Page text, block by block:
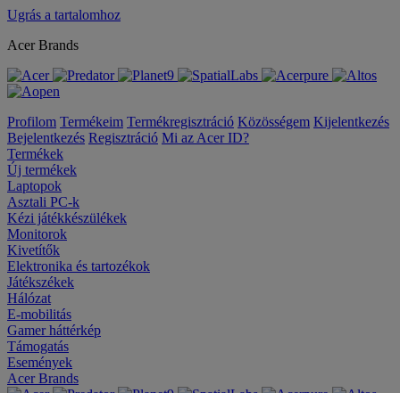
Ugrás a tartalomhoz
Acer Brands
Profilom Termékeim Termékregisztráció Közösségem Kijelentkezés
Bejelentkezés Regisztráció Mi az Acer ID?
Termékek
Új termékek
Laptopok
Asztali PC-k
Kézi játékkészülékek
Monitorok
Kivetítők
Elektronika és tartozékok
Játékszékek
Hálózat
E-mobilitás
Gamer háttérkép
Támogatás
Események
Acer Brands